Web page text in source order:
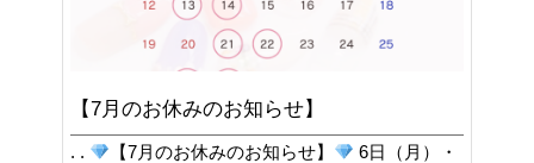
【7月のお休みのお知らせ】
. . 【7月のお休みのお知らせ】
6日（月）・